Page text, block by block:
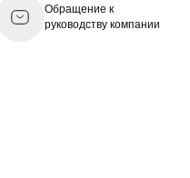
Обращение к
руководству компании